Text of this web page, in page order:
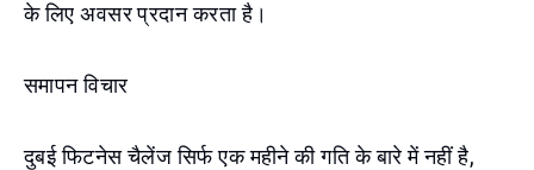
के लिए अवसर प्रदान करता है।
समापन विचार
दुबई फिटनेस चैलेंज सिर्फ एक महीने की गति के बारे में नहीं है,